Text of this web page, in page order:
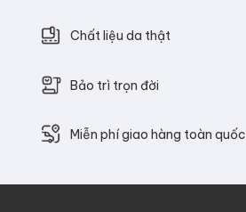
Chất liệu da thật
Bảo trì trọn đời
Miễn phí giao hàng toàn quốc